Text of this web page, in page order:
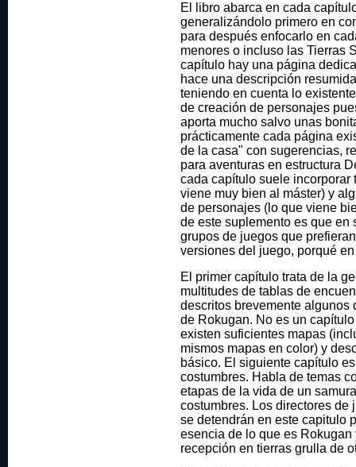
El libro abarca en cada
generalizándolo primero en
para después enfocarlo en
menores o incluso las Tierras
capítulo hay una página
hace una descripción
teniendo en cuenta lo
de creación de personajes
aporta mucho salvo unas
prácticamente cada página
de la casa" con sugerencias,
para aventuras en estructura
cada capítulo suele incorporar
viene muy bien al máster) y
de personajes (lo que viene
de este suplemento es que en
grupos de juegos que
versiones del juego, porqué
El primer capítulo trata de la
multitudes de tablas de
descritos brevemente algunos
de Rokugan. No es un
existen suficientes mapas
mismos mapas en color) y
básico. El siguiente capítulo
costumbres. Habla de temas
etapas de la vida de un
costumbres. Los directores
se detendrán en este capitulo
esencia de lo que es
recepción en tierras grulla de